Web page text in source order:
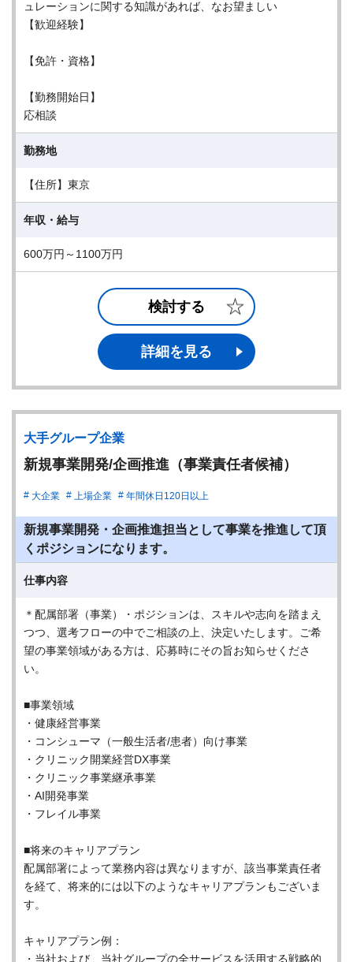
ュレーションに関する知識があれば、なお望ましい
【歓迎経験】
【免許・資格】
【勤務開始日】
応相談
勤務地
【住所】東京
年収・給与
600万円～1100万円
検討する
詳細を見る
大手グループ企業
新規事業開発/企画推進（事業責任者候補）
大企業 上場企業 年間休日120日以上
新規事業開発・企画推進担当として事業を推進して頂
くポジションになります。
仕事内容
＊配属部署（事業）・ポジションは、スキルや志向を踏まえ
つつ、選考フローの中でご相談の上、決定いたします。ご希
望の事業領域がある方は、応募時にその旨お知らせくださ
い。
■事業領域
・健康経営事業
・コンシューマ（一般生活者/患者）向け事業
・クリニック開業経営DX事業
・クリニック事業継承事業
・AI開発事業
・フレイル事業
■将来のキャリアプラン
配属部署によって業務内容は異なりますが、該当事業責任者
を経て、将来的には以下のようなキャリアプランもございま
す。
キャリアプラン例：
・当社および、当社グループの全サービスを活用する戦略的